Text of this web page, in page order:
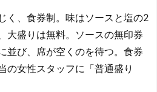
く、食券制。味はソースと塩の2
大盛りは無料。ソースの無印券
並び、席が空くのを待つ。食券
の女性スタッフに「普通盛り